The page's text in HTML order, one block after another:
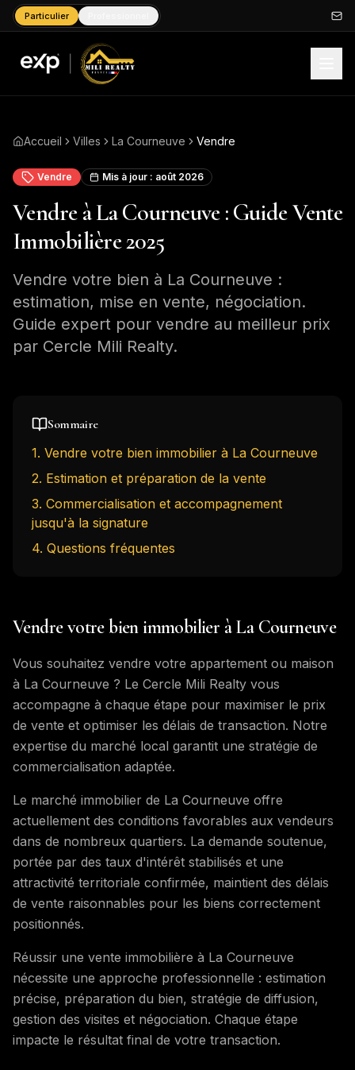
Particulier
Accueil Villes La Courneuve Vendre
Vendre Mis à jour : août 2026
Vendre à La Courneuve : Guide Vente
Immobilière 2025
Vendre votre bien à La Courneuve :
estimation, mise en vente, négociation.
Guide expert pour vendre au meilleur prix
par Cercle Mili Realty.
Sommaire
1. Vendre votre bien immobilier à La Courneuve
2. Estimation et préparation de la vente
3. Commercialisation et accompagnement
jusqu'à la signature
4. Questions fréquentes
Vendre votre bien immobilier à La Courneuve
Vous souhaitez vendre votre appartement ou maison
à La Courneuve ? Le Cercle Mili Realty vous
accompagne à chaque étape pour maximiser le prix
de vente et optimiser les délais de transaction. Notre
expertise du marché local garantit une stratégie de
commercialisation adaptée.
Le marché immobilier de La Courneuve offre
actuellement des conditions favorables aux vendeurs
dans de nombreux quartiers. La demande soutenue,
portée par des taux d'intérêt stabilisés et une
attractivité territoriale confirmée, maintient des délais
de vente raisonnables pour les biens correctement
positionnés.
Réussir une vente immobilière à La Courneuve
nécessite une approche professionnelle : estimation
précise, préparation du bien, stratégie de diffusion,
gestion des visites et négociation. Chaque étape
impacte le résultat final de votre transaction.